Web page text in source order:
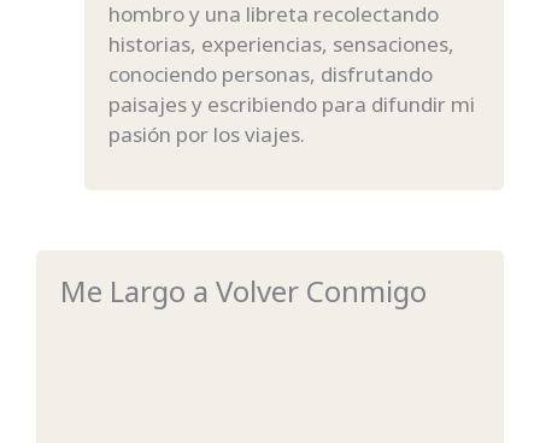
hombro y una libreta recolectando
historias, experiencias, sensaciones,
conociendo personas, disfrutando
paisajes y escribiendo para difundir mi
pasión por los viajes.
Me Largo a Volver Conmigo